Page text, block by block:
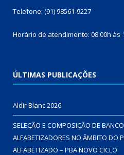
Telefone: (91) 98561-9227
Horário de atendimento: 08:00h às
ÚLTIMAS PUBLICAÇÕES
Aldir Blanc 2026
SELEÇÃO E COMPOSIÇÃO DE
ALFABETIZADORES NO ÂMBITO DO
ALFABETIZADO – PBA NOVO CICLO